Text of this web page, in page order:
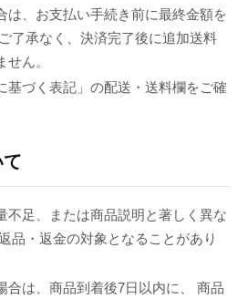
は、お支払い手続き前に最終金額を
了承なく、決済完了後に追加送料
ん。
基づく表記」の配送・送料欄をご確
不足、または商品説明と著しく異な
品・返金の対象となることがあり
合は、商品到着後7日以内に、 商品